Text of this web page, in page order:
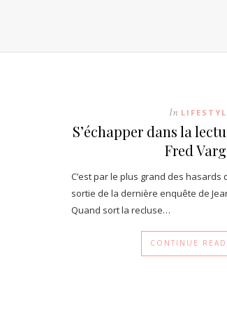
In
S’échapper dans la
Fred
C’est par le plus grand des hasards
sortie de la dernière enquête de
Quand sort la recluse…
CONTINUE